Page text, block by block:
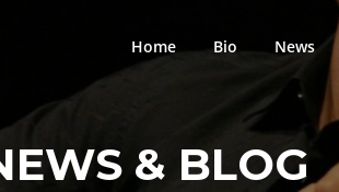
Home Bio News
& BLOG